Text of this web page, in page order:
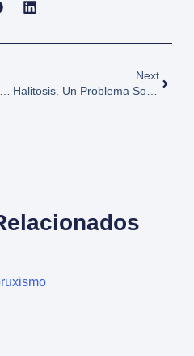
Dentales? ¿En Qué Consiste El Tratamiento?
Next
Halitosis. Un Problema Social